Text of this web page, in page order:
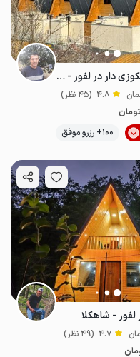
لوکس و مجلل
اجاره کلبه سوئیسی جکوزی دار در لفور - شاهکلا
4.8 (45 نظر)
تومان
100+ رزرو موفق
لفور - شاهکلا
4.7 (49 نظر)